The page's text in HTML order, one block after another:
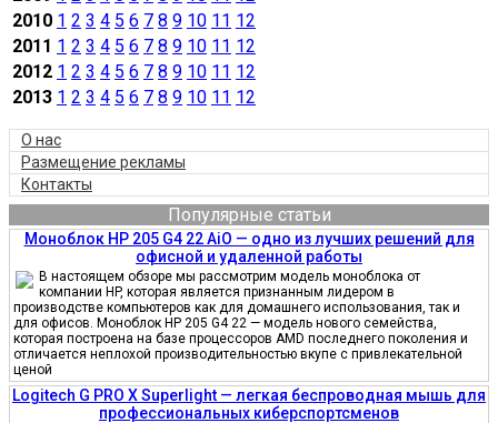
2010 1 2 3 4 5 6 7 8 9 10 11 12
2011 1 2 3 4 5 6 7 8 9 10 11 12
2012 1 2 3 4 5 6 7 8 9 10 11 12
2013 1 2 3 4 5 6 7 8 9 10 11 12
О нас
Размещение рекламы
Контакты
Популярные статьи
Моноблок HP 205 G4 22 AiO — одно из лучших решений для
офисной и удаленной работы
В настоящем обзоре мы рассмотрим модель моноблока от
компании HP, которая является признанным лидером в
производстве компьютеров как для домашнего использования, так и
для офисов. Моноблок HP 205 G4 22 — модель нового семейства,
которая построена на базе процессоров AMD последнего поколения и
отличается неплохой производительностью вкупе с привлекательной
ценой
Logitech G PRO X Superlight — легкая беспроводная мышь для
профессиональных киберспортсменов